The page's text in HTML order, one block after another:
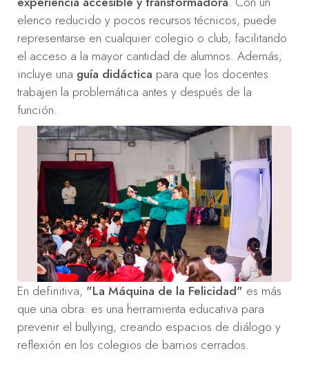
elenco reducido y pocos recursos técnicos, puede
representarse en cualquier colegio o club, facilitando
el acceso a la mayor cantidad de alumnos. Además,
incluye una guía didáctica para que los docentes
trabajen la problemática antes y después de la
función.
En definitiva, "La Máquina de la Felicidad" es más
que una obra: es una herramienta educativa para
prevenir el bullying, creando espacios de diálogo y
reflexión en los colegios de barrios cerrados.